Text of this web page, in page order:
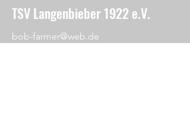
TSV Langenbieber 1922 e.V.
bob-farmer@web.de